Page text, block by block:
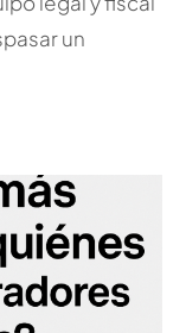
un